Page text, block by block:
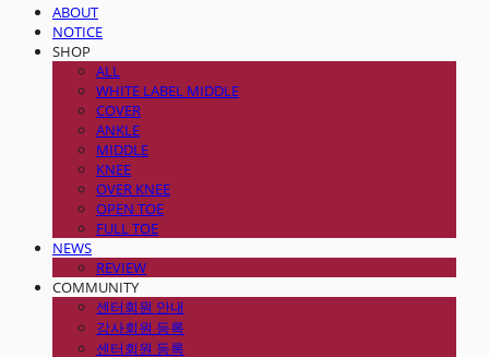
ABOUT
NOTICE
SHOP
ALL
WHITE LABEL MIDDLE
COVER
ANKLE
MIDDLE
KNEE
OVER KNEE
OPEN TOE
FULL TOE
NEWS
REVIEW
COMMUNITY
센터회원 안내
강사회원 등록
센터회원 등록